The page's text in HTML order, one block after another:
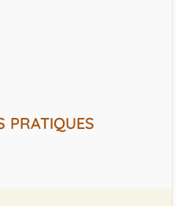
PRATIQUES